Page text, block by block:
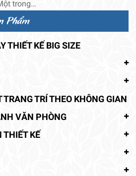
trong…
Phẩm
THIẾT KẾ BIG SIZE
TRANG TRÍ THEO KHÔNG GIAN
VĂN PHÒNG
THIẾT KẾ